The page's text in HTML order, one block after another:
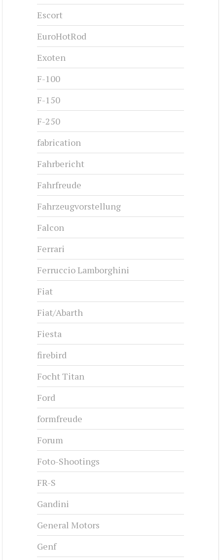
Escort
EuroHotRod
Exoten
F-100
F-150
F-250
fabrication
Fahrbericht
Fahrfreude
Fahrzeugvorstellung
Falcon
Ferrari
Ferruccio Lamborghini
Fiat
Fiat/Abarth
Fiesta
firebird
Focht Titan
Ford
formfreude
Forum
Foto-Shootings
FR-S
Gandini
General Motors
Genf